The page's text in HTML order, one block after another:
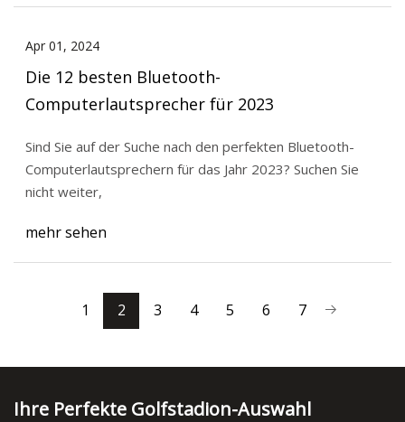
Apr 01, 2024
Die 12 besten Bluetooth-
Computerlautsprecher für 2023
Sind Sie auf der Suche nach den perfekten Bluetooth-
Computerlautsprechern für das Jahr 2023? Suchen Sie
nicht weiter,
mehr sehen
1 2 3 4 5 6 7
Ihre Perfekte Golfstadion-Auswahl